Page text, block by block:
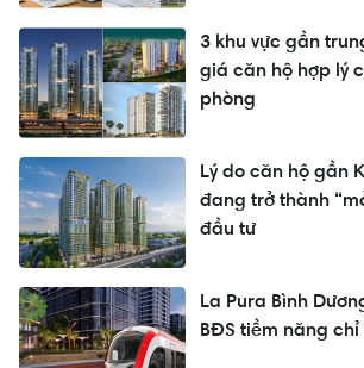
3 khu vực gần
giá căn hộ hợp lý
phòng
Lý do căn hộ gần
đang trở thành
đầu tư
La Pura Bình
BĐS tiềm năng